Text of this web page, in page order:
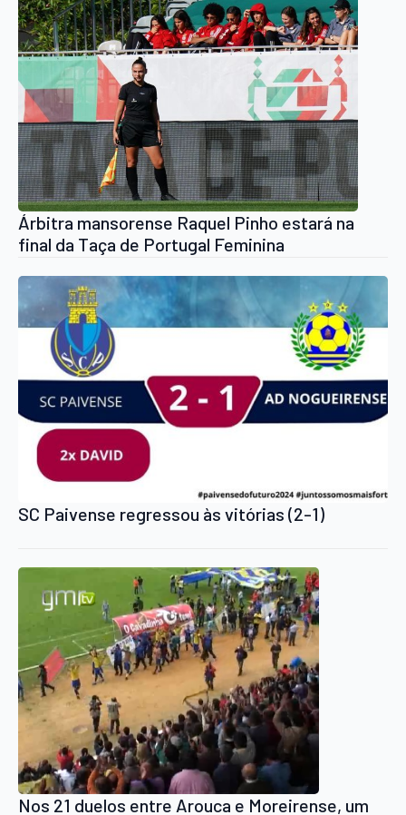
Árbitra mansorense Raquel Pinho estará na
final da Taça de Portugal Feminina
SC Paivense regressou às vitórias (2-1)
Nos 21 duelos entre Arouca e Moreirense, um